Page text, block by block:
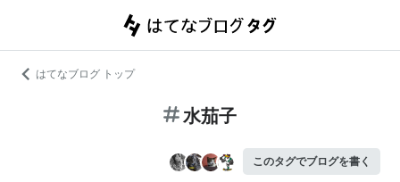
はてなブログ トップ
水茄子
このタグでブログを書く